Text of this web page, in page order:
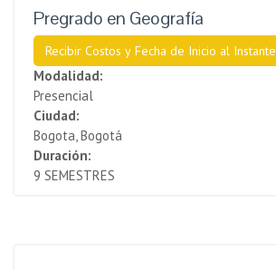
Pregrado en Geografía
Recibir Costos y Fecha de Inicio al Instante
Modalidad:
Presencial
Ciudad:
Bogota, Bogotá
Duración:
9 SEMESTRES